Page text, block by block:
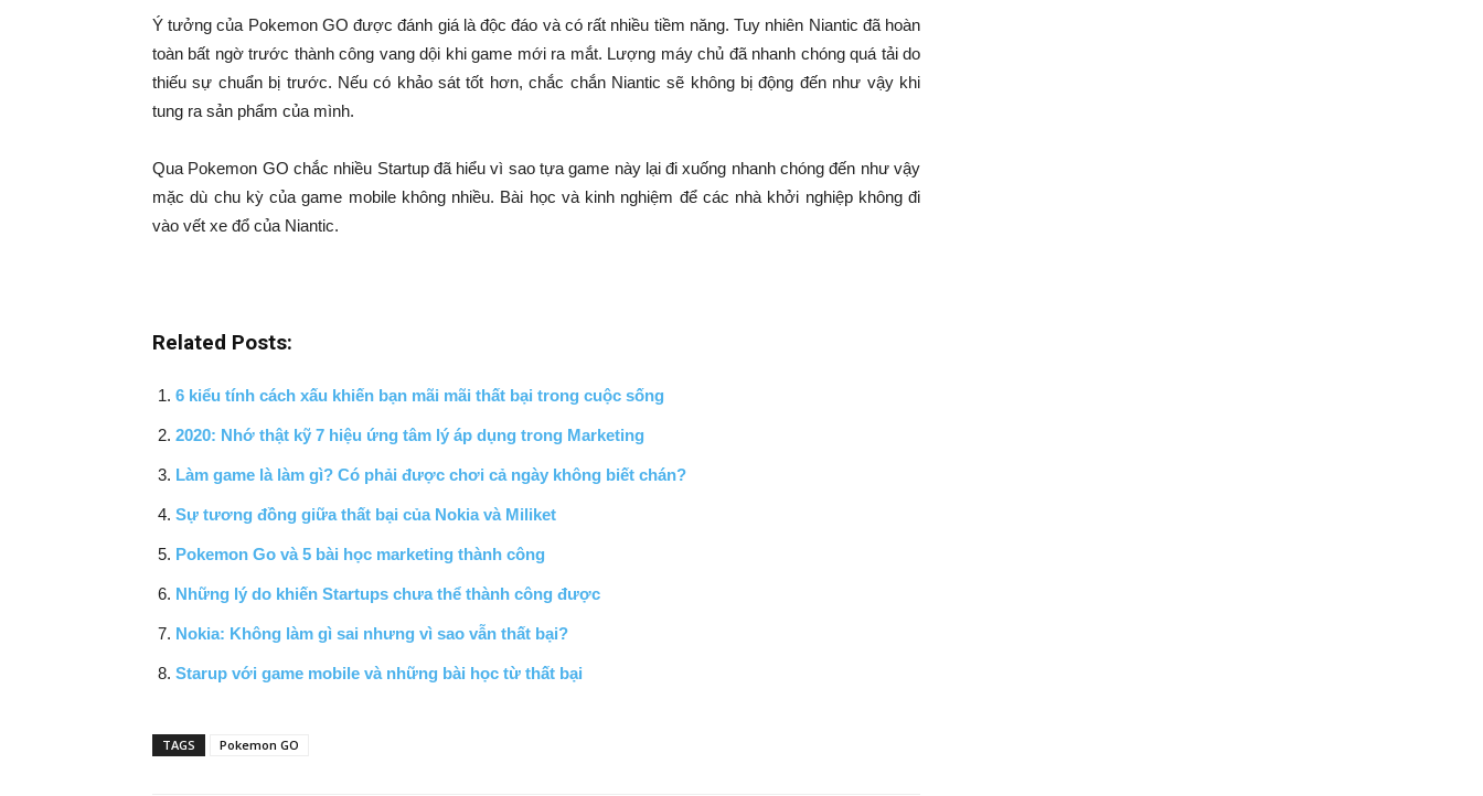
Ý tưởng của Pokemon GO được đánh giá là độc đáo và có rất nhiều tiềm năng. Tuy nhiên Niantic đã hoàn
toàn bất ngờ trước thành công vang dội khi game mới ra mắt. Lượng máy chủ đã nhanh chóng quá tải do
thiếu sự chuẩn bị trước. Nếu có khảo sát tốt hơn, chắc chắn Niantic sẽ không bị động đến như vậy khi
tung ra sản phẩm của mình.
Qua Pokemon GO chắc nhiều Startup đã hiểu vì sao tựa game này lại đi xuống nhanh chóng đến như vậy
mặc dù chu kỳ của game mobile không nhiều. Bài học và kinh nghiệm để các nhà khởi nghiệp không đi
vào vết xe đổ của Niantic.
Related Posts:
6 kiểu tính cách xấu khiến bạn mãi mãi thất bại trong cuộc sống
2020: Nhớ thật kỹ 7 hiệu ứng tâm lý áp dụng trong Marketing
Làm game là làm gì? Có phải được chơi cả ngày không biết chán?
Sự tương đồng giữa thất bại của Nokia và Miliket
Pokemon Go và 5 bài học marketing thành công
Những lý do khiến Startups chưa thể thành công được
Nokia: Không làm gì sai nhưng vì sao vẫn thất bại?
Starup với game mobile và những bài học từ thất bại
TAGS Pokemon GO